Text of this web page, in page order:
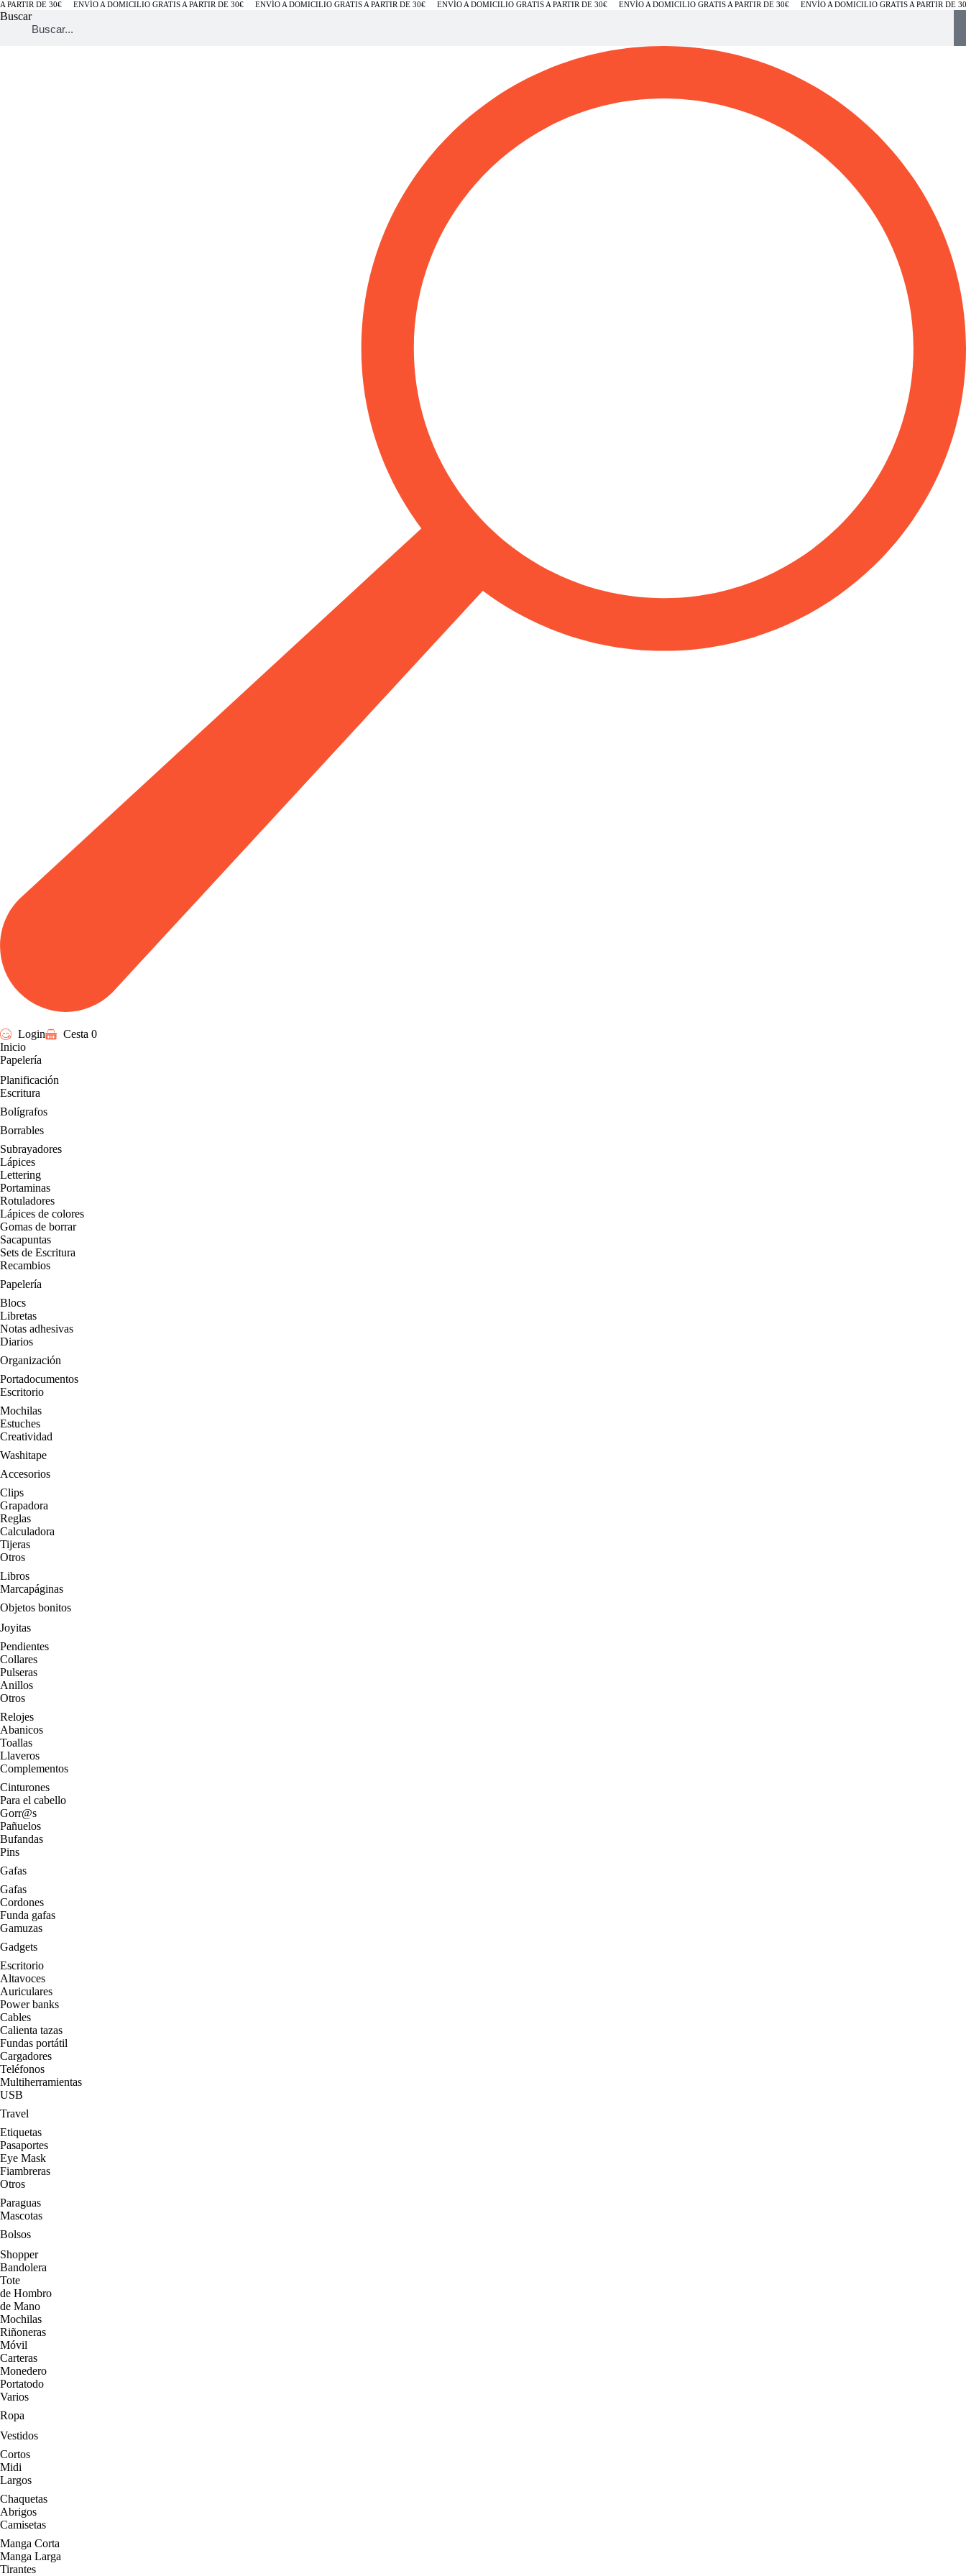
DE 30€ ENVÍO A DOMICILIO GRATIS A PARTIR DE 30€ ENVÍO A DOMICILIO GRATIS A PARTIR DE 30€ ENVÍO A DOMICILIO GRATIS A PARTIR DE 30€ ENVÍO A DOMICILIO GRATIS A PARTIR DE 30€ ENVÍO A DOMICILIO GRATIS A PARTIR DE 30€
Buscar
Login Cesta 0
Inicio
Papelería
Planificación
Escritura
Bolígrafos
Borrables
Subrayadores
Lápices
Lettering
Portaminas
Rotuladores
Lápices de colores
Gomas de borrar
Sacapuntas
Sets de Escritura
Recambios
Papelería
Blocs
Libretas
Notas adhesivas
Diarios
Organización
Portadocumentos
Escritorio
Mochilas
Estuches
Creatividad
Washitape
Accesorios
Clips
Grapadora
Reglas
Calculadora
Tijeras
Otros
Libros
Marcapáginas
Objetos bonitos
Joyitas
Pendientes
Collares
Pulseras
Anillos
Otros
Relojes
Abanicos
Toallas
Llaveros
Complementos
Cinturones
Para el cabello
Gorr@s
Pañuelos
Bufandas
Pins
Gafas
Gafas
Cordones
Funda gafas
Gamuzas
Gadgets
Escritorio
Altavoces
Auriculares
Power banks
Cables
Calienta tazas
Fundas portátil
Cargadores
Teléfonos
Multiherramientas
USB
Travel
Etiquetas
Pasaportes
Eye Mask
Fiambreras
Otros
Paraguas
Mascotas
Bolsos
Shopper
Bandolera
Tote
de Hombro
de Mano
Mochilas
Riñoneras
Móvil
Carteras
Monedero
Portatodo
Varios
Ropa
Vestidos
Cortos
Midi
Largos
Chaquetas
Abrigos
Camisetas
Manga Corta
Manga Larga
Tirantes